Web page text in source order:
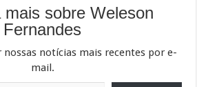
mais sobre Weleson
Fernandes
nossas notícias mais recentes por e-
mail.